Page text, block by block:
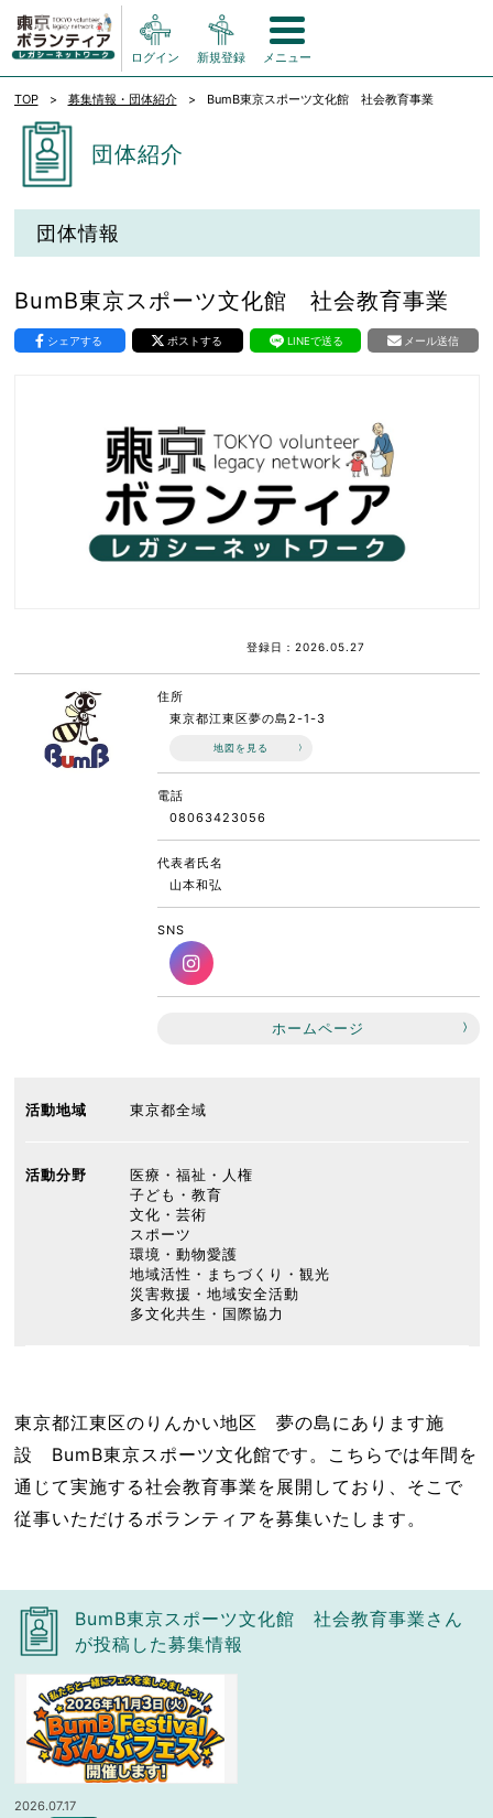
ログイン 新規登録 メニュー
TOP 募集情報・団体紹介 BumB東京スポーツ文化館 社会教育事業
団体紹介
団体情報
BumB東京スポーツ文化館 社会教育事業
シェアする ポストする LINEで送る メール送信
登録日：2026.05.27
住所
東京都江東区夢の島2-1-3
地図を見る
電話
08063423056
代表者氏名
山本和弘
SNS
ホームページ
活動地域 東京都全域
活動分野
医療・福祉・人権
子ども・教育
文化・芸術
スポーツ
環境・動物愛護
地域活性・まちづくり・観光
災害救援・地域安全活動
多文化共生・国際協力
東京都江東区のりんかい地区 夢の島にあります施
設 BumB東京スポーツ文化館です。こちらでは年間を
通じて実施する社会教育事業を展開しており、そこで
従事いただけるボランティアを募集いたします。
BumB東京スポーツ文化館 社会教育事業さん
が投稿した募集情報
2026.07.17